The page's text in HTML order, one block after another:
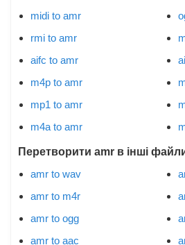
midi to amr
rmi to amr
aifc to amr
m4p to amr
mp1 to amr
m4a to amr
Перетворити amr в інші
amr to wav
amr to m4r
amr to ogg
amr to aac